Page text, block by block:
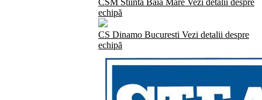
CSM Stiinta Baia Mare Vezi detalii despre
echipă
CS Dinamo Bucuresti Vezi detalii despre
echipă